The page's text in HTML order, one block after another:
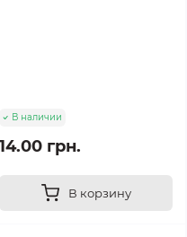
В наличии
14.00 грн.
В корзину